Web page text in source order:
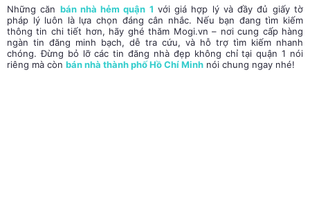
Những căn bán nhà hẻm quận 1 với giá hợp lý và đầy đủ giấy tờ
pháp lý luôn là lựa chọn đáng cân nhắc. Nếu bạn đang tìm kiếm
thông tin chi tiết hơn, hãy ghé thăm Mogi.vn – nơi cung cấp hàng
ngàn tin đăng minh bạch, dễ tra cứu, và hỗ trợ tìm kiếm nhanh
chóng. Đừng bỏ lỡ các tin đăng nhà đẹp không chỉ tại quận 1 nói
riêng mà còn bán nhà thành phố Hồ Chí Minh nói chung ngay nhé!